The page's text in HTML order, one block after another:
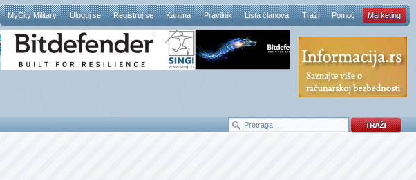
MyCity Military Uloguj se Registruj se Kantina Pravilnik Lista članova Traži Pomoć Marketing